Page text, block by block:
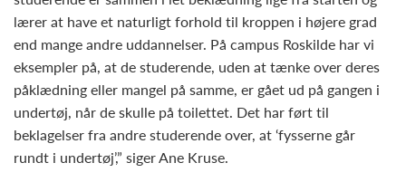
lærer at have et naturligt forhold til kroppen i højere grad
end mange andre uddannelser. På campus Roskilde har vi
eksempler på, at de studerende, uden at tænke over deres
påklædning eller mangel på samme, er gået ud på gangen i
undertøj, når de skulle på toilettet. Det har ført til
beklagelser fra andre studerende over, at ‘fysserne går
rundt i undertøj’,” siger Ane Kruse.